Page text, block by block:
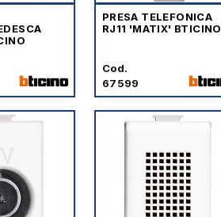
PRESA TELEFONICA
RJ11 'MATIX' BTICINO
Cod.
67599